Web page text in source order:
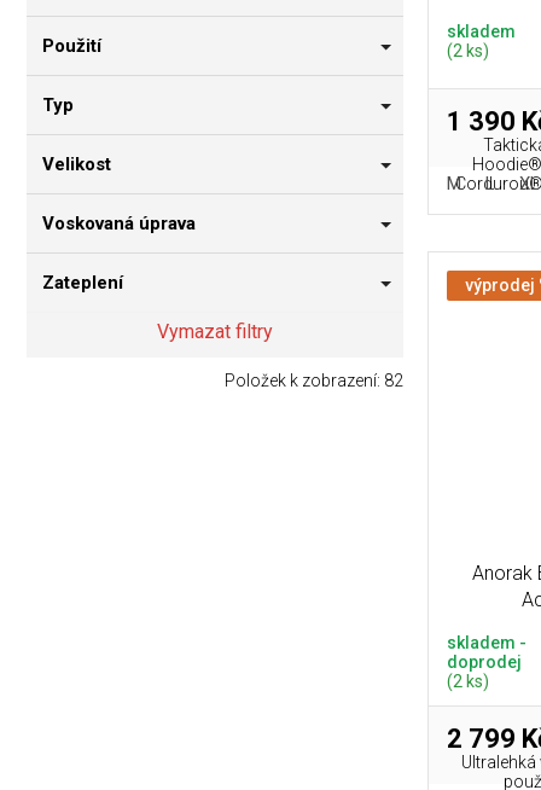
Použití
Typ
Velikost
Voskovaná úprava
Zateplení
Vymazat filtry
Položek k zobrazení: 82
skladem
(2 ks)
1 390
Cordurou®
M L XL
výprodej
Anorak
skladem -
doprodej
(2 ks)
2 799